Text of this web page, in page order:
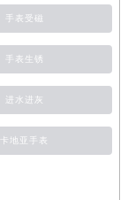
手表受磁
手表生锈
进水进灰
卡地亚手表